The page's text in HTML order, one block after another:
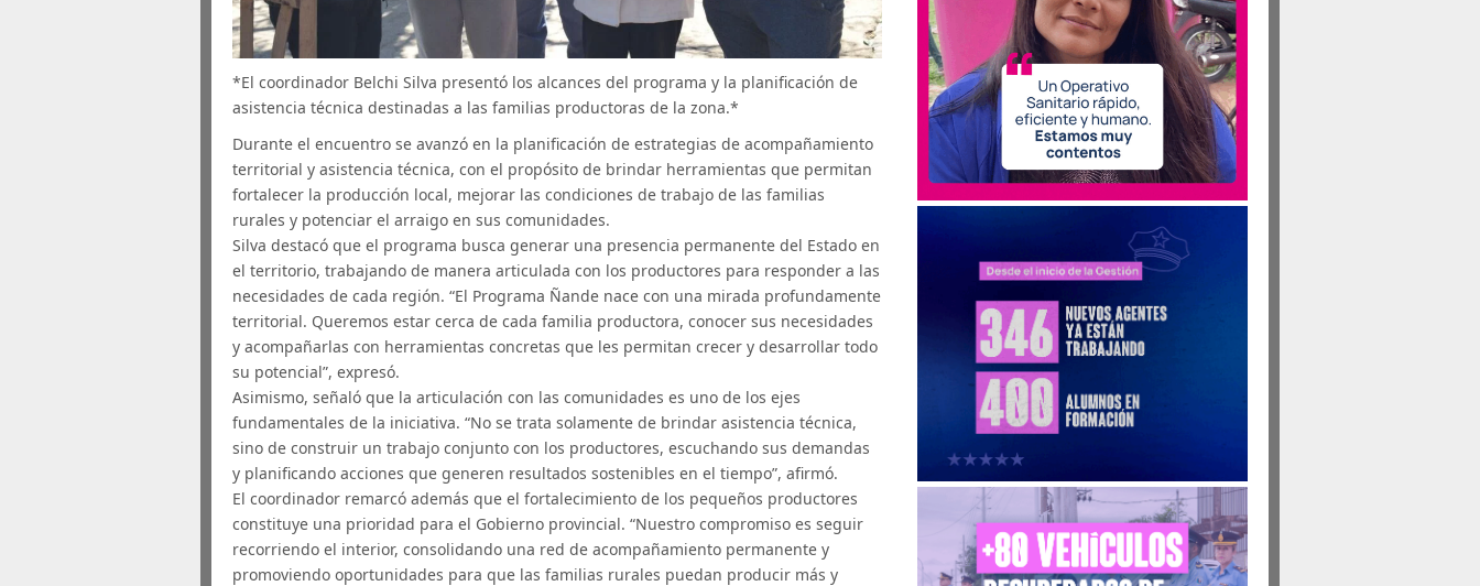
*El coordinador Belchi Silva presentó los alcances del programa y la planificación de
asistencia técnica destinadas a las familias productoras de la zona.*
Durante el encuentro se avanzó en la planificación de estrategias de acompañamiento
territorial y asistencia técnica, con el propósito de brindar herramientas que permitan
fortalecer la producción local, mejorar las condiciones de trabajo de las familias
rurales y potenciar el arraigo en sus comunidades.
Silva destacó que el programa busca generar una presencia permanente del Estado en
el territorio, trabajando de manera articulada con los productores para responder a las
necesidades de cada región. “El Programa Ñande nace con una mirada profundamente
territorial. Queremos estar cerca de cada familia productora, conocer sus necesidades
y acompañarlas con herramientas concretas que les permitan crecer y desarrollar todo
su potencial”, expresó.
Asimismo, señaló que la articulación con las comunidades es uno de los ejes
fundamentales de la iniciativa. “No se trata solamente de brindar asistencia técnica,
sino de construir un trabajo conjunto con los productores, escuchando sus demandas
y planificando acciones que generen resultados sostenibles en el tiempo”, afirmó.
El coordinador remarcó además que el fortalecimiento de los pequeños productores
constituye una prioridad para el Gobierno provincial. “Nuestro compromiso es seguir
recorriendo el interior, consolidando una red de acompañamiento permanente y
promoviendo oportunidades para que las familias rurales puedan producir más y